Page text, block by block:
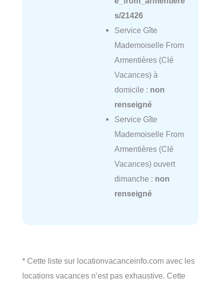
s/21426
Service Gîte
Mademoiselle From
Armentières (Clé
Vacances) à
domicile : non
renseigné
Service Gîte
Mademoiselle From
Armentières (Clé
Vacances) ouvert
dimanche : non
renseigné
* Cette liste sur locationvacanceinfo.com avec les
locations vacances n’est pas exhaustive. Cette